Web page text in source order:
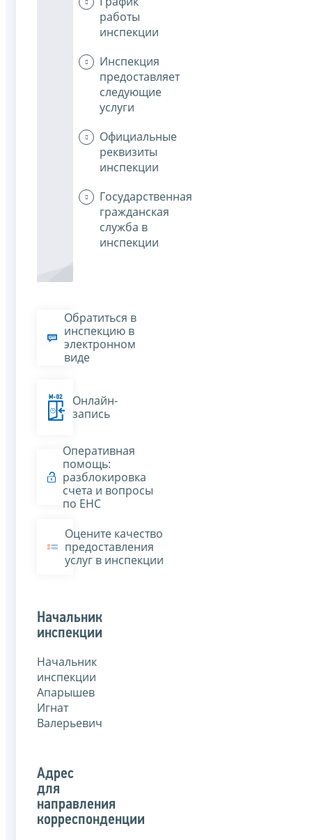
работы
инспекции
Инспекция
предоставляет
следующие
услуги
Официальные
реквизиты
инспекции
Государственная
гражданская
служба в
инспекции
Обратиться в
инспекцию в
электронном
виде
Онлайн-
запись
Оперативная
помощь:
разблокировка
счета и вопросы
по ЕНС
Оцените качество
предоставления
услуг в инспекции
Начальник
инспекции
Начальник
инспекции
Апарышев
Игнат
Валерьевич
Адрес
для
направления
корреспонденции